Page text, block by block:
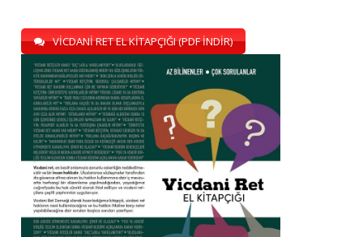
VİCDANİ RET EL KİTAPÇIĞI (PDF İNDİR)